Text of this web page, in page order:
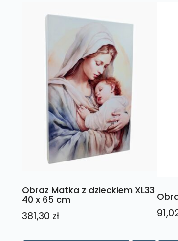
Obraz Matka z dzieckiem XL33
40 x 65 cm
381,30 zł